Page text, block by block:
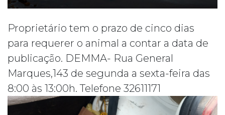
Proprietário tem o prazo de cinco dias
para requerer o animal a contar a data de
publicação. DEMMA- Rua General
Marques,143 de segunda a sexta-feira das
8:00 às 13:00h. Telefone 32611171